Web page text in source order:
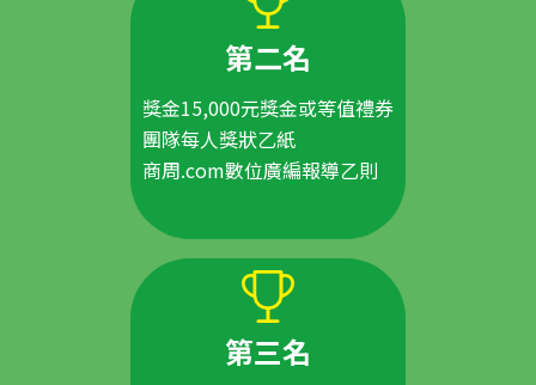
第二名
獎金15,000元獎金或等值禮券
團隊每人獎狀乙紙
商周.com數位廣編報導乙則
第三名